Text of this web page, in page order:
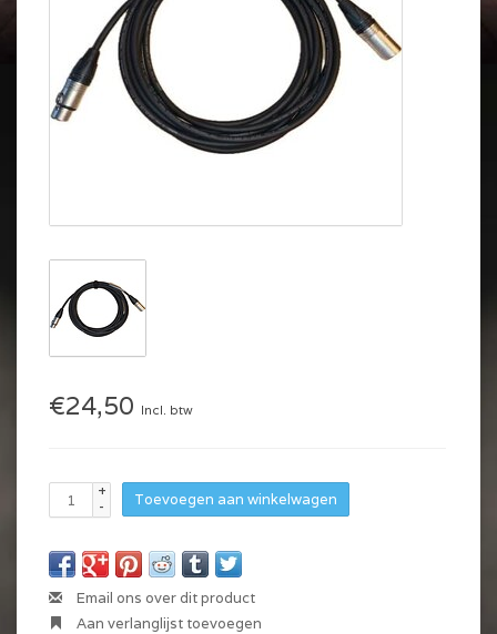
€24,50 Incl. btw
+
-
Toevoegen aan winkelwagen
Email ons over dit product
Aan verlanglijst toevoegen